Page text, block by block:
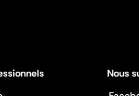
Nous